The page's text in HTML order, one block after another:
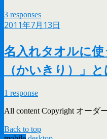
3 responses
2011年7月13日
名入れタオルに
（かいきり）」
1 response
All content Copyright オーダ
Back to top